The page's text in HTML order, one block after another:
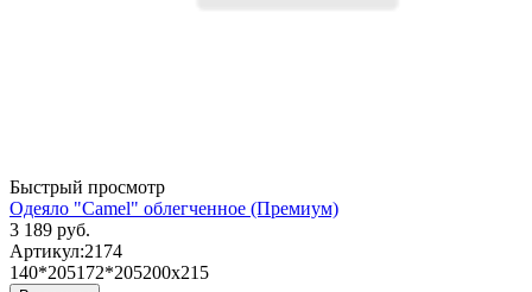
Быстрый просмотр
Одеяло "Camel" облегченное (Премиум)
3 189 руб.
Артикул:2174
140*205172*205200х215